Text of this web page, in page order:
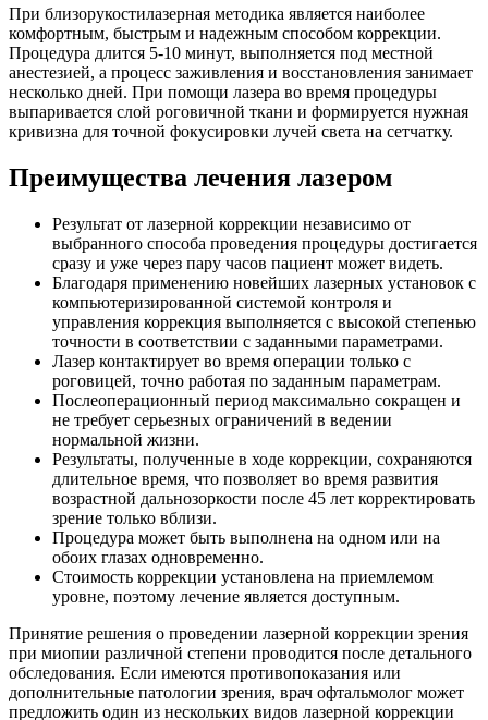
При близорукостилазерная методика является наиболее
комфортным, быстрым и надежным способом коррекции.
Процедура длится 5-10 минут, выполняется под местной
анестезией, а процесс заживления и восстановления занимает
несколько дней. При помощи лазера во время процедуры
выпаривается слой роговичной ткани и формируется нужная
кривизна для точной фокусировки лучей света на сетчатку.
Преимущества лечения лазером
Результат от лазерной коррекции независимо от
выбранного способа проведения процедуры достигается
сразу и уже через пару часов пациент может видеть.
Благодаря применению новейших лазерных установок с
компьютеризированной системой контроля и
управления коррекция выполняется с высокой степенью
точности в соответствии с заданными параметрами.
Лазер контактирует во время операции только с
роговицей, точно работая по заданным параметрам.
Послеоперационный период максимально сокращен и
не требует серьезных ограничений в ведении
нормальной жизни.
Результаты, полученные в ходе коррекции, сохраняются
длительное время, что позволяет во время развития
возрастной дальнозоркости после 45 лет корректировать
зрение только вблизи.
Процедура может быть выполнена на одном или на
обоих глазах одновременно.
Стоимость коррекции установлена на приемлемом
уровне, поэтому лечение является доступным.
Принятие решения о проведении лазерной коррекции зрения
при миопии различной степени проводится после детального
обследования. Если имеются противопоказания или
дополнительные патологии зрения, врач офтальмолог может
предложить один из нескольких видов лазерной коррекции